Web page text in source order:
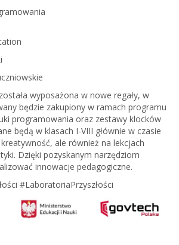
wyposażona w nowe regały, w
będzie zakupiony w ramach programu
programowania oraz zestawy klocków
będą w klasach I-VIII głównie w czasie
ale również na lekcjach
Dzięki pozyskanym narzędziom
innowacje pedagogiczne.
#LaboratoriaPrzyszłości